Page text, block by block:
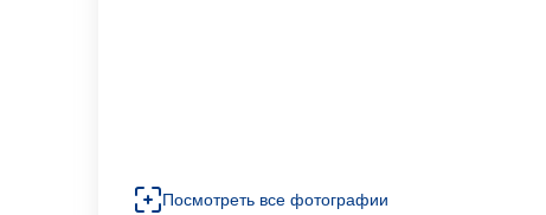
Посмотреть все фотографии